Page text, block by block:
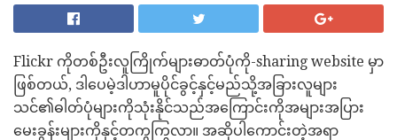
Flickr ကိုတစ်ဦးလူကြိုက်များဓာတ်ပုံကို-sharing website မှာ
ဖြစ်တယ်, ဒါပေမဲ့ဒါဟာမူပိုင်ခွင့်နှင့်မည်သို့အခြားလူများ
သင်၏ဓါတ်ပုံများကိုသုံးနိုင်သည်အကြောင်းကိုအများအပြား
မေးခွန်းများကိုနှင့်တကွကြွလာ။ အဆိုပါကောင်းတဲ့အရာ